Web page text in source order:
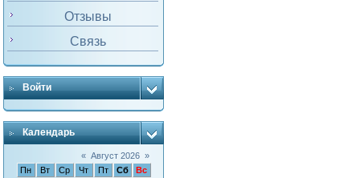
Отзывы
Связь
Войти
Календарь
« Август 2026 »
Пн
Вт Ср Чт Пт Сб
Вс